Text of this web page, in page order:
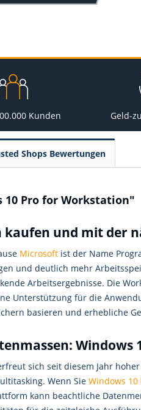
Kunden Geld-
Shops Bewertungen
Pro for Workstation"
und mit der
Microsoft ist der Name
und deutlich mehr
Arbeitsergebnisse. Die
Unterstützung für die
basieren und erhebliche
sich seit diesem Jahr
Wenn Sie Windows 10
kann beachtliche